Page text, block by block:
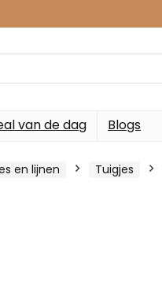
van de dag Blogs
en lijnen Tuigjes